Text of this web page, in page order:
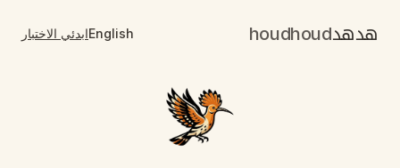
هدهدhoudhoud
Englishابدئي الاختبار